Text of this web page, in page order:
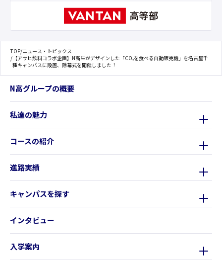
TOP/ニュース・トピックス
/ 【アサヒ飲料コラボ企画】N高生がデザインした「CO₂を食べる自動販売機」を名古屋千
種キャンパスに設置、除幕式を開催しました！
N高グループの概要
私達の魅力
コースの紹介
進路実績
キャンパスを探す
インタビュー
入学案内